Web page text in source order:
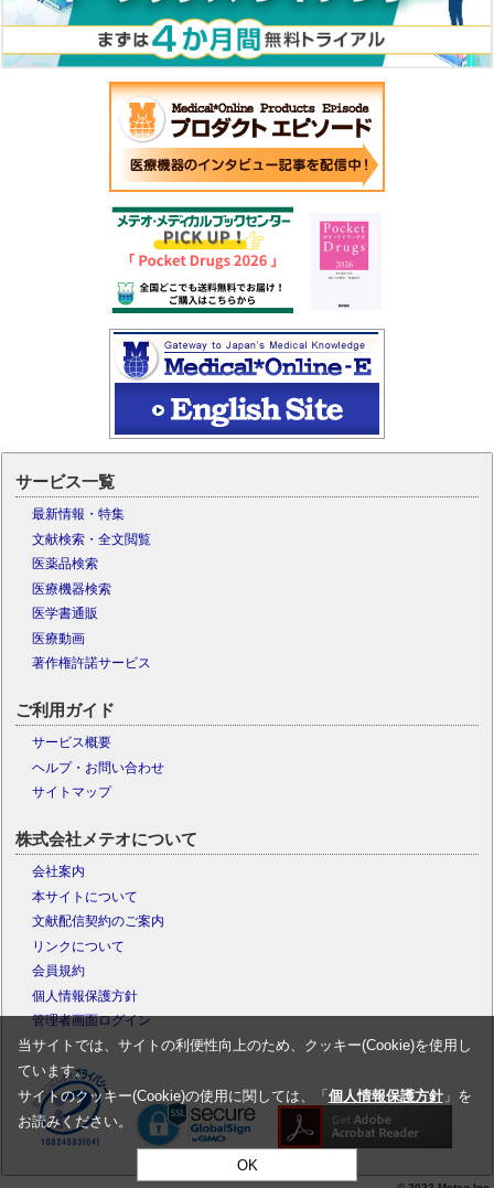
サービス一覧
最新情報・特集
文献検索・全文閲覧
医薬品検索
医療機器検索
医学書通販
医療動画
著作権許諾サービス
ご利用ガイド
サービス概要
ヘルプ・お問い合わせ
サイトマップ
株式会社メテオについて
会社案内
本サイトについて
文献配信契約のご案内
リンクについて
会員規約
個人情報保護方針
管理者画面ログイン
当サイトでは、サイトの利便性向上のため、クッキー(Cookie)を使用し
ています。
サイトのクッキー(Cookie)の使用に関しては、「 個人情報保護方針」を
お読みください。
OK